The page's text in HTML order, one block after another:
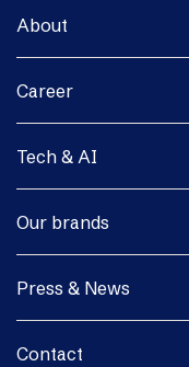
About
Career
Tech & AI
Our brands
Press & News
Contact